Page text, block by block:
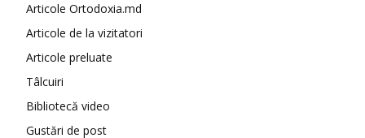
Articole Ortodoxia.md
Articole de la vizitatori
Articole preluate
Tâlcuiri
Bibliotecă video
Gustări de post